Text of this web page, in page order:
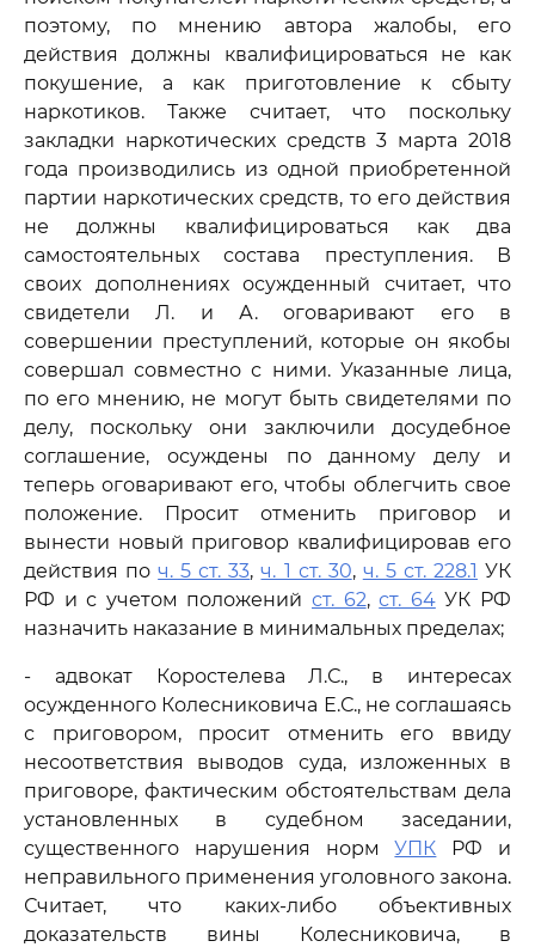
поэтому, по мнению автора жалобы, его
действия должны квалифицироваться не как
покушение, а как приготовление к сбыту
наркотиков. Также считает, что поскольку
закладки наркотических средств 3 марта 2018
года производились из одной приобретенной
партии наркотических средств, то его действия
не должны квалифицироваться как два
самостоятельных состава преступления. В
своих дополнениях осужденный считает, что
свидетели Л. и А. оговаривают его в
совершении преступлений, которые он якобы
совершал совместно с ними. Указанные лица,
по его мнению, не могут быть свидетелями по
делу, поскольку они заключили досудебное
соглашение, осуждены по данному делу и
теперь оговаривают его, чтобы облегчить свое
положение. Просит отменить приговор и
вынести новый приговор квалифицировав его
действия поч. 5 ст. 33,ч. 1 ст. 30, ч. 5 ст. 228.1 УК
РФ и с учетом положений ст. 62,ст. 64УК РФ
назначить наказание в минимальных пределах;
- адвокат Коростелева Л.С., в интересах
осужденного Колесниковича Е.С., не соглашаясь
с приговором, просит отменить его ввиду
несоответствия выводов суда, изложенных в
приговоре, фактическим обстоятельствам дела
установленных в судебном заседании,
существенного нарушения нормУПК РФ и
неправильного применения уголовного закона.
Считает, что каких-либо объективных
доказательств вины Колесниковича, в